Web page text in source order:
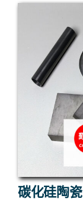
碳化硅陶瓷